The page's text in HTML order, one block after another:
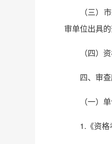
（三）
审单位出具
（四）
四、审
（一）
1.《资格